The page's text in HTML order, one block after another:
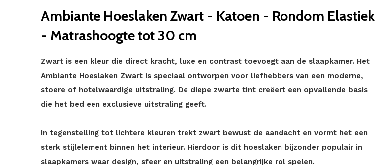
Ambiante Hoeslaken Zwart - Katoen - Rondom Elastiek
- Matrashoogte tot 30 cm
Zwart is een kleur die direct kracht, luxe en contrast toevoegt aan de slaapkamer. Het
Ambiante Hoeslaken Zwart is speciaal ontworpen voor liefhebbers van een moderne,
stoere of hotelwaardige uitstraling. De diepe zwarte tint creëert een opvallende basis
die het bed een exclusieve uitstraling geeft.
In tegenstelling tot lichtere kleuren trekt zwart bewust de aandacht en vormt het een
sterk stijlelement binnen het interieur. Hierdoor is dit hoeslaken bijzonder populair in
slaapkamers waar design, sfeer en uitstraling een belangrijke rol spelen.